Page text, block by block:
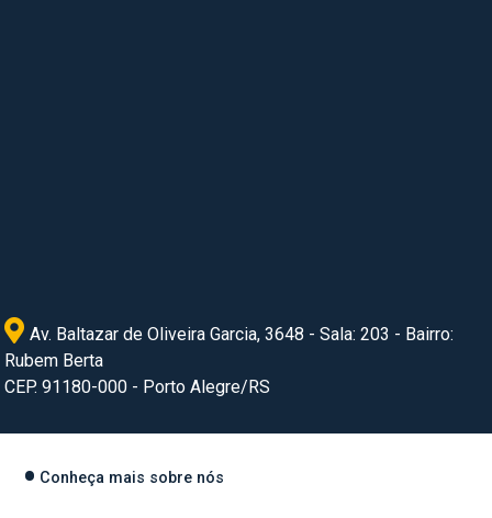
Av. Baltazar de Oliveira Garcia, 3648 - Sala: 203 - Bairro:
Rubem Berta
CEP. 91180-000 - Porto Alegre/RS
Conheça mais sobre nós